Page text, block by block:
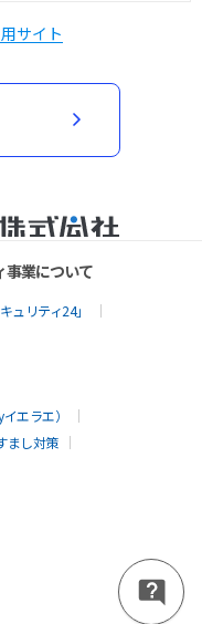
サイト
事業について
ュリティ24」
エラエ）
まし対策